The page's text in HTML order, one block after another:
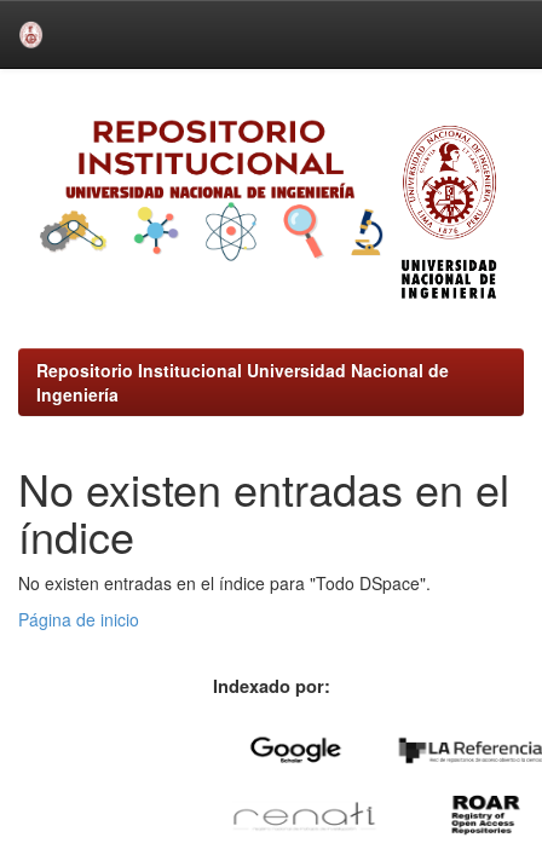
Repositorio Institucional Universidad Nacional de
Ingeniería
No existen entradas en el
índice
No existen entradas en el índice para "Todo DSpace".
Página de inicio
Indexado por: